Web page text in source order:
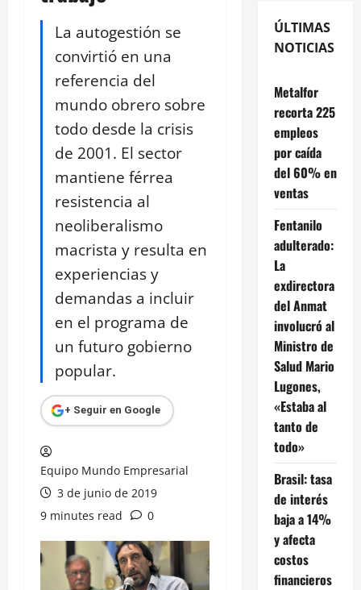
La autogestión se
convirtió en una
referencia del
mundo obrero sobre
todo desde la crisis
de 2001. El sector
mantiene férrea
resistencia al
neoliberalismo
macrista y resulta en
experiencias y
demandas a incluir
en el programa de
un futuro gobierno
popular.
+ Seguir en Google
Equipo Mundo Empresarial
3 de junio de 2019
9 minutes read
0
ÚLTIMAS
NOTICIAS
Metalfor
recorta 225
empleos
por caída
del 60% en
ventas
Fentanilo
adulterado:
La
exdirectora
del Anmat
involucró al
Ministro de
Salud Mario
Lugones,
«Estaba al
tanto de
todo»
Brasil: tasa
de interés
baja a 14%
y afecta
costos
financieros